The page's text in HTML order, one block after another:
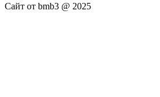
Сайт от bmb3 @ 2025